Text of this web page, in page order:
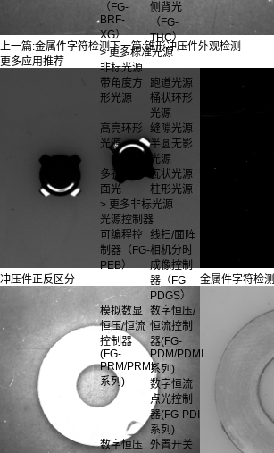
（FG-
BRF-
XG）
侧背光
（FG-
THC）
> 更多标准光源
非标光源
带角度方
形光源
跑道光源
桶状环形
光源
高亮环形
光源
缝隙光源
半圆无影
光源
多孔中孔
面光
瓦状光源
柱形光源
> 更多非标光源
光源控制器
可编程控
制器（FG-
PEB）
线扫/面阵
相机分时
成像控制
器（FG-
PDGS）
模拟数显
恒压/恒流
控制器
(FG-
PRM/PRMI
系列)
数字恒压/
恒流控制
器(FG-
PDM/PDMI
系列)
数字恒流
点光控制
器(FG-PDI
系列)
数字恒压 外置开关
上一篇:金属件字符检测下一篇:锥形冲压件外观检测
更多应用推荐
冲压件正反区分 金属件字符检测